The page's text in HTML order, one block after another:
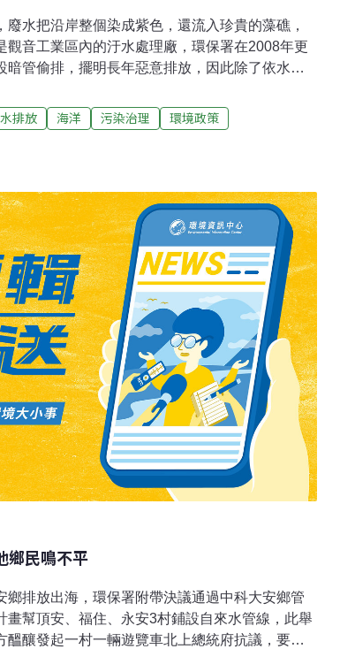
廢水把沿岸整個染成紫色，還流入珍貴的藻礁，
觀音工業區內的汙水處理廠，環保署在2008年更
暗管偷排，擺明長年惡意排放，因此除了依水汙
榮工公司被處以史上最高罰金、卻不服氣，提起
政法院判決環保署敗訴。環保團體則認為，造
惡質業者，不只打擊基層稽查人員士氣、更暴
到，又加上不祭出停工處分，完全沒有嚇阻作
天，汙染了環境，以為繳繳不成比例的罰金，就
排放 海洋 污染治理
環境政策
鄉民鳴不平
鄉排放出海，環保署附帶決議通過中科大安鄉管
畫幫頂安、福住、永安3村鋪設自來水管線，此舉
醞釀發起一村一輛遊覽車北上總統府抗議，要求